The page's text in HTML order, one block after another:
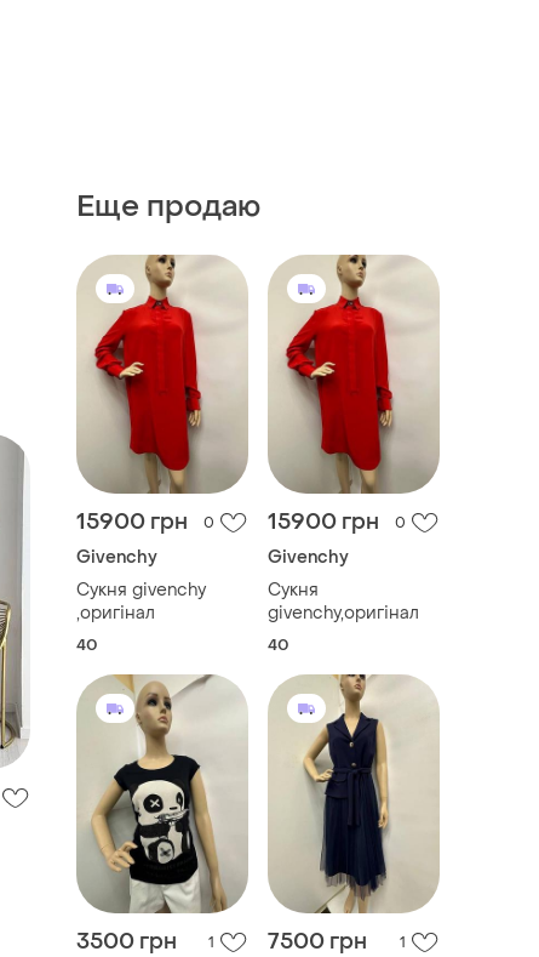
Еще продаю
15900 грн 0
Givenchy
Сукня givenchy
,оригінал
40
15900 грн 0
Givenchy
Сукня
givenchy,оригінал
40
3500 грн 1 7500 грн 1